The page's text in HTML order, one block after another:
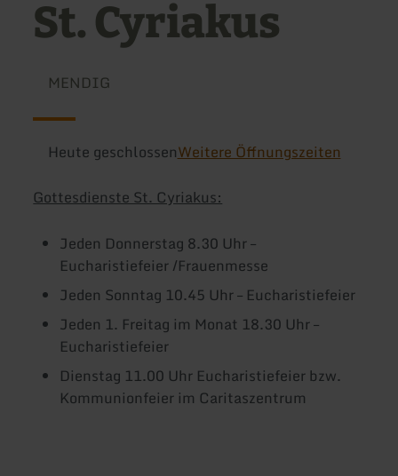
St. Cyriakus
MENDIG
Heute geschlossenWeitere Öffnungszeiten
Gottesdienste St. Cyriakus:
Jeden Donnerstag 8.30 Uhr –
Eucharistiefeier /Frauenmesse
Jeden Sonntag 10.45 Uhr – Eucharistiefeier
Jeden 1. Freitag im Monat 18.30 Uhr –
Eucharistiefeier
Dienstag 11.00 Uhr Eucharistiefeier bzw.
Kommunionfeier im Caritaszentrum